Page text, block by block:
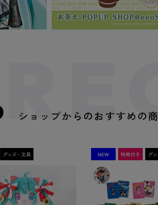
ショップからのおすすめの